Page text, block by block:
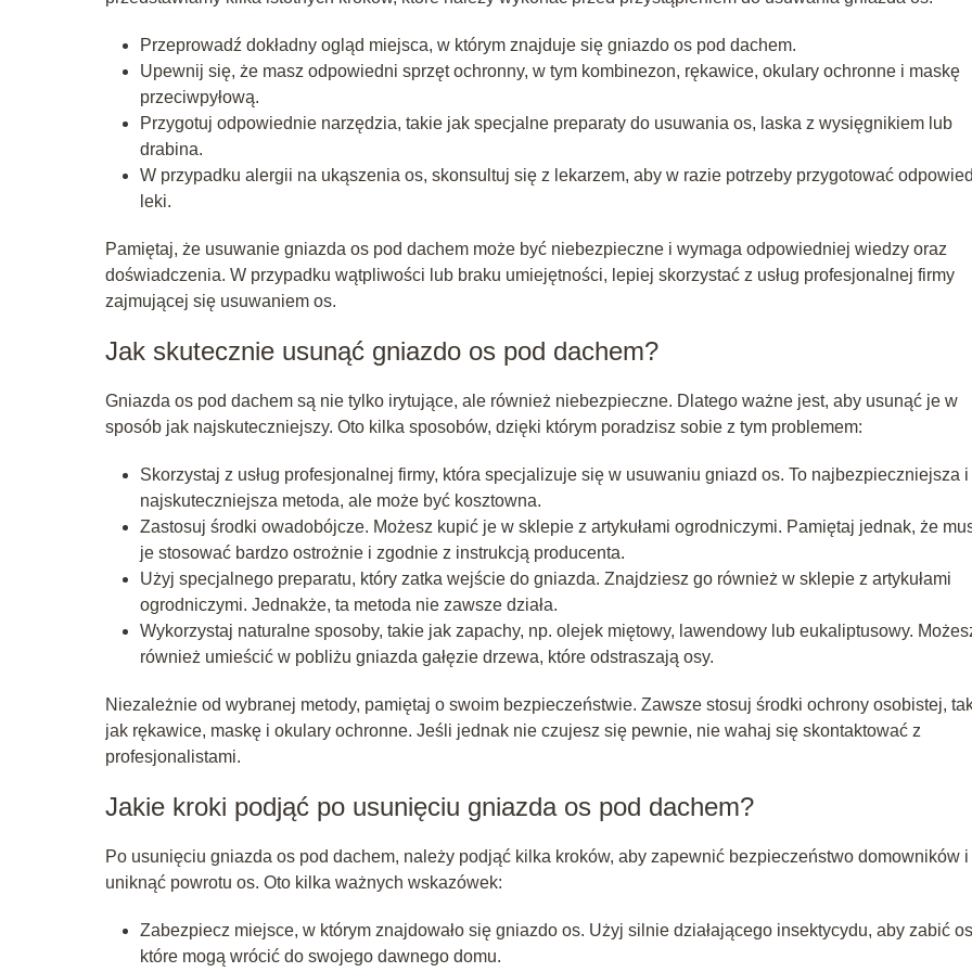
Przeprowadź dokładny ogląd miejsca, w którym znajduje się gniazdo os pod dachem.
Upewnij się, że masz odpowiedni sprzęt ochronny, w tym kombinezon, rękawice, okulary ochronne i maskę
przeciwpyłową.
Przygotuj odpowiednie narzędzia, takie jak specjalne preparaty do usuwania os, laska z wysięgnikiem lub
drabina.
W przypadku alergii na ukąszenia os, skonsultuj się z lekarzem, aby w razie potrzeby przygotować
leki.
Pamiętaj, że usuwanie gniazda os pod dachem może być niebezpieczne i wymaga odpowiedniej wiedzy oraz
doświadczenia. W przypadku wątpliwości lub braku umiejętności, lepiej skorzystać z usług profesjonalnej firmy
zajmującej się usuwaniem os.
Jak skutecznie usunąć gniazdo os pod dachem?
Gniazda os pod dachem są nie tylko irytujące, ale również niebezpieczne. Dlatego ważne jest, aby usunąć je w
sposób jak najskuteczniejszy. Oto kilka sposobów, dzięki którym poradzisz sobie z tym problemem:
Skorzystaj z usług profesjonalnej firmy, która specjalizuje się w usuwaniu gniazd os. To najbezpieczniejsza i
najskuteczniejsza metoda, ale może być kosztowna.
Zastosuj środki owadobójcze. Możesz kupić je w sklepie z artykułami ogrodniczymi. Pamiętaj jednak, że
je stosować bardzo ostrożnie i zgodnie z instrukcją producenta.
Użyj specjalnego preparatu, który zatka wejście do gniazda. Znajdziesz go również w sklepie z artykułami
ogrodniczymi. Jednakże, ta metoda nie zawsze działa.
Wykorzystaj naturalne sposoby, takie jak zapachy, np. olejek miętowy, lawendowy lub eukaliptusowy.
również umieścić w pobliżu gniazda gałęzie drzewa, które odstraszają osy.
Niezależnie od wybranej metody, pamiętaj o swoim bezpieczeństwie. Zawsze stosuj środki ochrony osobistej,
jak rękawice, maskę i okulary ochronne. Jeśli jednak nie czujesz się pewnie, nie wahaj się skontaktować z
profesjonalistami.
Jakie kroki podjąć po usunięciu gniazda os pod dachem?
Po usunięciu gniazda os pod dachem, należy podjąć kilka kroków, aby zapewnić bezpieczeństwo domowników i
uniknąć powrotu os. Oto kilka ważnych wskazówek:
Zabezpiecz miejsce, w którym znajdowało się gniazdo os. Użyj silnie działającego insektycydu, aby zabić
które mogą wrócić do swojego dawnego domu.